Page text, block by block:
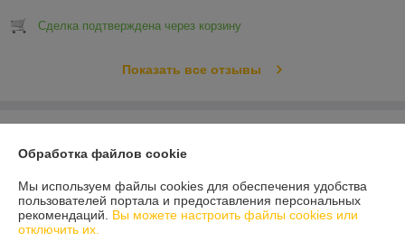
Сделка подтверждена через корзину
Показать все отзывы
Доставка и оплата
Обработка файлов cookie
Мы используем файлы cookies для обеспечения удобства
пользователей портала и предоставления персональных
рекомендаций. Вы можете настроить файлы cookies или
отключить их.